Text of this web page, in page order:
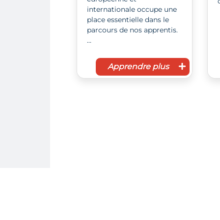
internationale occupe une
place essentielle dans le
parcours de nos apprentis.
…
Apprendre plus